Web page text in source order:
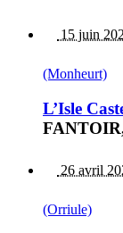
15 juin
(Monheurt)
L’Isle
26 avril
(Orriule)